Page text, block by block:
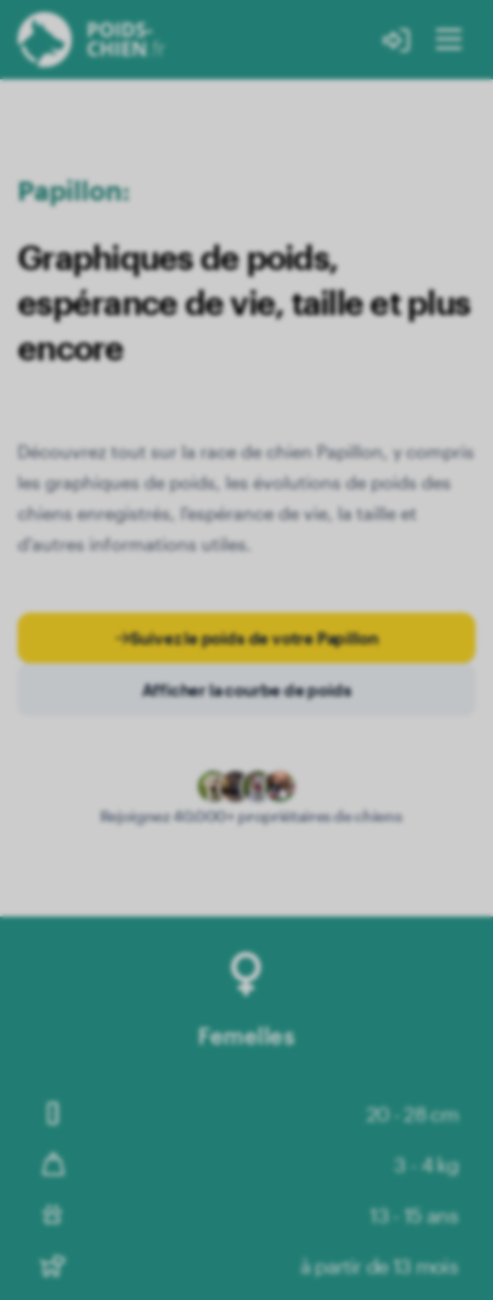
Papillon:
Graphiques de poids,
espérance de vie, taille et plus
encore
Découvrez tout sur la race de chien Papillon, y compris
les graphiques de poids, les évolutions de poids des
chiens enregistrés, l'espérance de vie, la taille et
d'autres informations utiles.
Suivez le poids de votre Papillon
Afficher la courbe de poids
Rejoignez 40.000+ propriétaires de chiens
Femelles
20 - 28 cm
3 - 4 kg
13 - 15 ans
à partir de 13 mois